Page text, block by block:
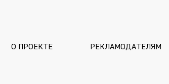
О ПРОЕКТЕ РЕКЛАМОДАТЕЛЯМ